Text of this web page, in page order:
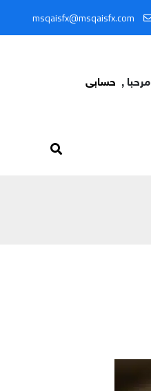
msqaisfx@msqaisfx.com
مرحبا , حسابى